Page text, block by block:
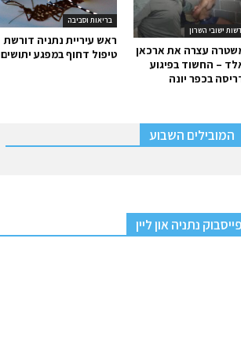
בריאות וסביבה
ראש עיריית נתניה דורשת
טיפול דחוף במפגע יתושים
ישובי השרון
עצרה את ארכאן
– החשוד בפיגוע
בכפר יונה
המובילים השבוע
פייסבוק נתניה און ליין